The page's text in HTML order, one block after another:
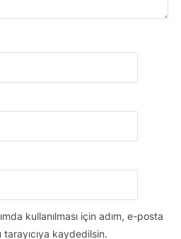
kullanılması için adım, e-posta
kaydedilsin.